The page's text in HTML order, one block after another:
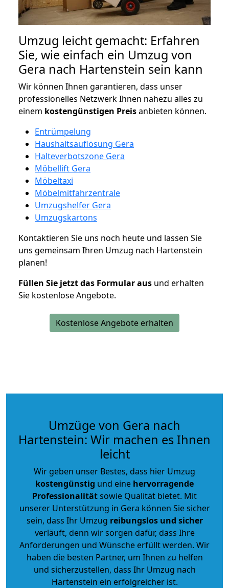
Umzug leicht gemacht: Erfahren
Sie, wie einfach ein Umzug von
Gera nach Hartenstein sein kann
Wir können Ihnen garantieren, dass unser
professionelles Netzwerk Ihnen nahezu alles zu
einem kostengünstigen Preisanbieten können.
Entrümpelung
Haushaltsauflösung Gera
Halteverbotszone Gera
Möbellift Gera
Möbeltaxi
Möbelmitfahrzentrale
Umzugshelfer Gera
Umzugskartons
Kontaktieren Sie uns noch heute und lassen Sie
uns gemeinsam Ihren Umzug nach Hartenstein
planen!
Füllen Sie jetzt das Formular aus und erhalten
Sie kostenlose Angebote.
Kostenlose Angebote erhalten
Umzüge von Gera nach
Hartenstein: Wir machen es Ihnen
leicht
Wir geben unser Bestes, dass hier Umzug
kostengünstig und eine hervorragende
Professionalitätsowie Qualität bietet. Mit
unserer Unterstützung in Gera können Sie sicher
sein, dass Ihr Umzug reibungslos und sicher
verläuft, denn wir sorgen dafür, dass Ihre
Anforderungen und Wünsche erfüllt werden. Wir
haben die besten Partner, um Ihnen zu helfen
und sicherzustellen, dass Ihr Umzug nach
Hartenstein ein erfolgreicher ist.